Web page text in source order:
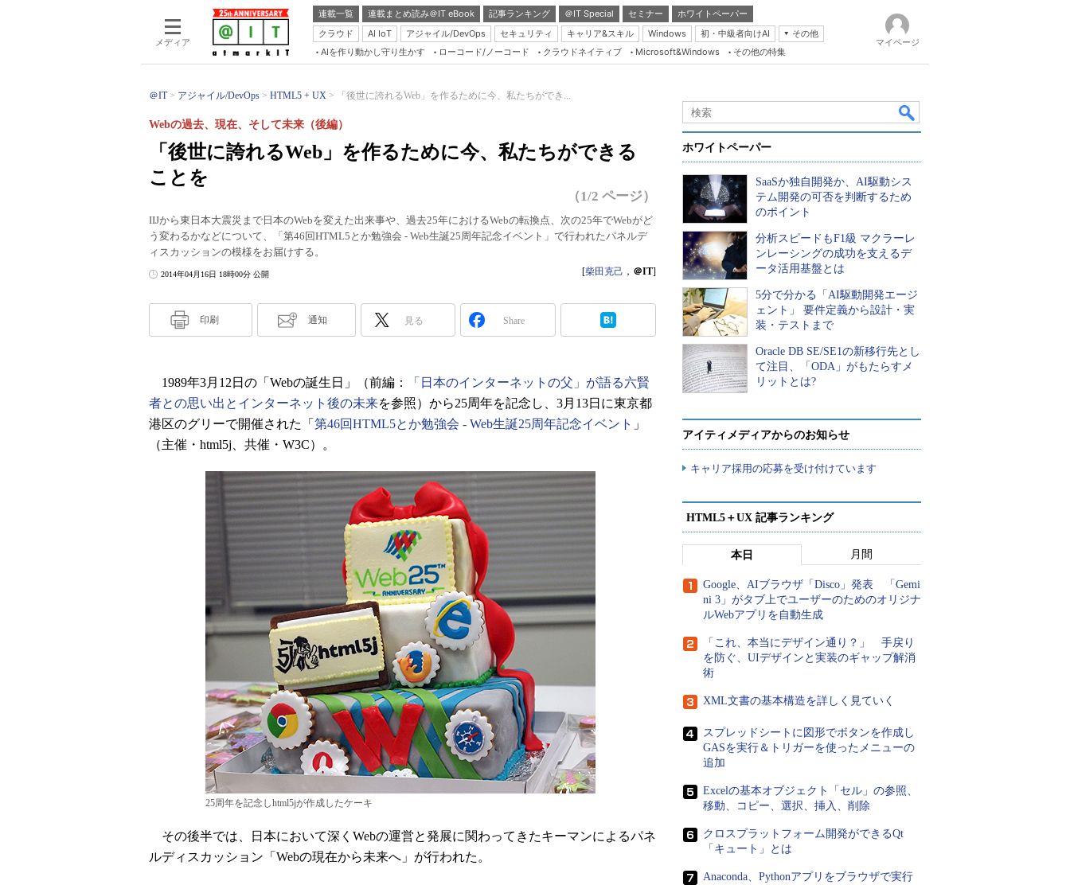
メディア
連載一覧 連載まとめ読み＠IT eBook 記事ランキング ＠IT Special セミナー
ホワイトペーパー
クラウド
AI IoT アジャイル/DevOps セキュリティ キャリア&スキル Windows 初・中級者向けAI
その他
Server & Storage
Java Agile
Database Expert
Master of IP Network
Security & Trust
AIを作り動かし守り生かす ローコード/ノーコード クラウドネイティブ Microsoft&Windows その他の特集
マイページ
＠IT アジャイル/DevOps HTML5 + UX 「後世に誇れるWeb」を作るために今、私たちができ...
「後世に誇れるWeb」を作るために今、私たちができる
ことを
Webの過去、現在、そして未来（後編）
（1/2 ページ）
IIJから東日本大震災まで日本のWebを変えた出来事や、過去25年におけるWebの転換点、次の25年でWebがど
う変わるかなどについて、「第46回HTML5とか勉強会 - Web生誕25周年記念イベント」で行われたパネルデ
ィスカッションの模様をお届けする。
2014年04月16日 18時00分 公開 [柴田克己 ， ＠IT]
印刷 通知 見る Share
1989年3月12日の「Webの誕生日」（前編：
「日本のインターネットの父」が語る六賢
者との思い出とインターネット後の未来を参照）から25周年を記念し、3月13日に東京都
港区のグリーで開催された「 第46回HTML5とか勉強会 - Web生誕25周年記念イベント 」
（主催・html5j、共催・W3C）。
25周年を記念しhtml5jが作成したケーキ
その後半では、日本において深くWebの運営と発展に関わってきたキーマンによるパネ
ルディスカッション「Webの現在から未来へ」が行われた。
ホワイトペーパー
SaaSか独自開発か、AI駆動シス
テム開発の可否を判断するため
のポイント
分析スピードもF1級 マクラーレ
ンレーシングの成功を支えるデ
ータ活用基盤とは
5分で分かる「AI駆動開発エージ
ェント」 要件定義から設計・実
装・テストまで
Oracle DB SE/SE1の新移行先とし
て注目、「ODA」がもたらすメ
リットとは?
アイティメディアからのお知らせ
キャリア採用の応募を受け付けています
HTML5＋UX 記事ランキング
本日 月間
Google、AIブラウザ「Disco」発表 「Gemi
ni 3」がタブ上でユーザーのためのオリジナ
ルWebアプリを自動生成
「これ、本当にデザイン通り？」 手戻り
を防ぐ、UIデザインと実装のギャップ解消
術
XML文書の基本構造を詳しく見ていく
スプレッドシートに図形でボタンを作成し
GASを実行＆トリガーを使ったメニューの
追加
Excelの基本オブジェクト「セル」の参照、
移動、コピー、選択、挿入、削除
クロスプラットフォーム開発ができるQt
「キュート」とは
Anaconda、Pythonアプリをブラウザで実行